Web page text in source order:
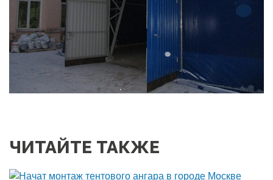
ЧИТАЙТЕ ТАКЖЕ